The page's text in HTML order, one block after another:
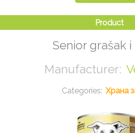
Senior grašak
Храна